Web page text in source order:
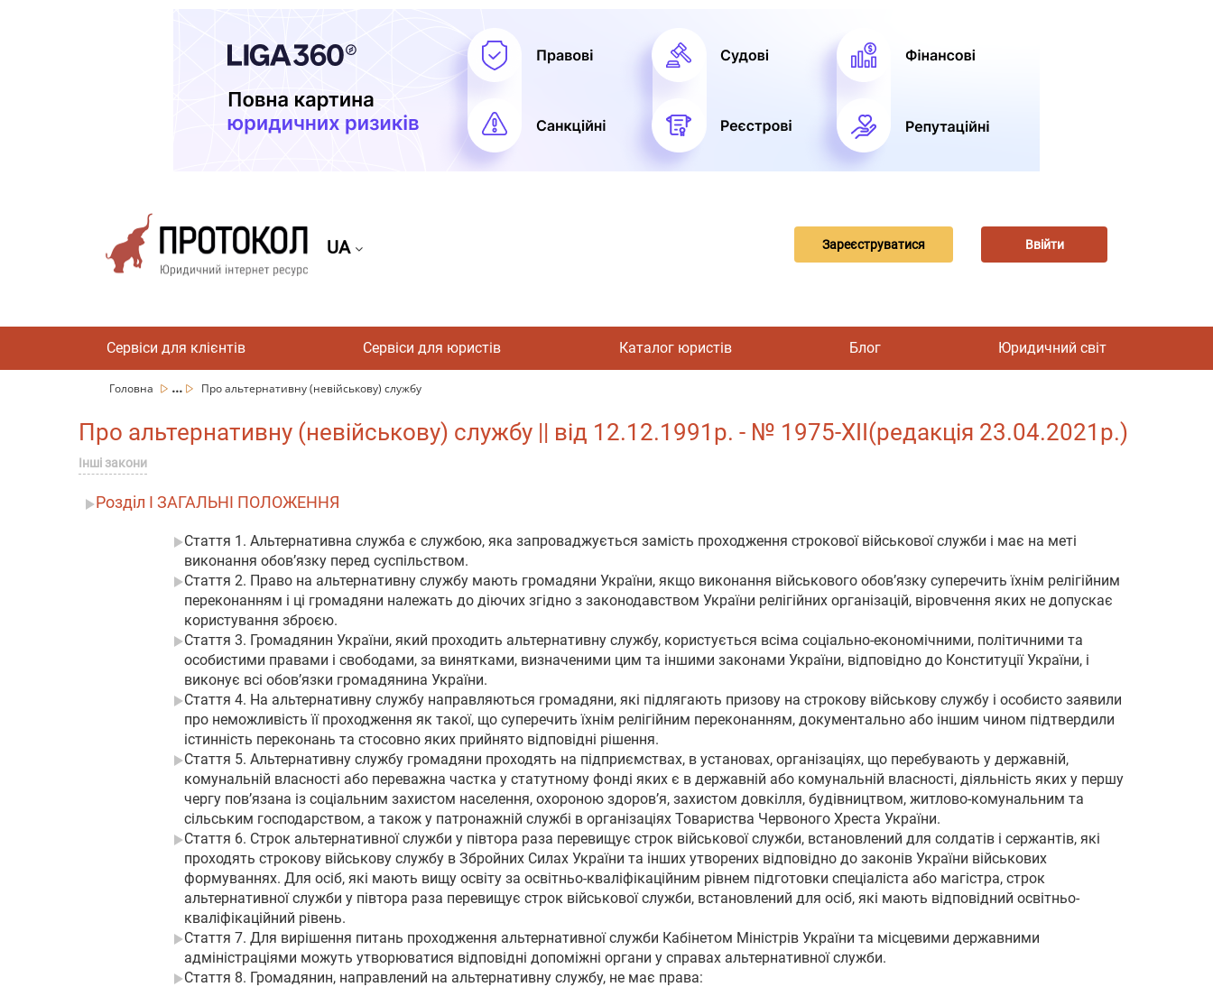
UA Зареєструватися Ввійти
Сервіси для клієнтів Сервіси для юристів Каталог юристів Блог Юридичний світ
Головна ... Про альтернативну (невійськову) службу
Про альтернативну (невійськову) службу || від 12.12.1991р. - № 1975-XII(редакція 23.04.2021р.)
Інші закони
Розділ I ЗАГАЛЬНІ ПОЛОЖЕННЯ
Стаття 1. Альтернативна служба є службою, яка запроваджується замість проходження строкової військової служби і має на меті
виконання обов’язку перед суспільством.
Стаття 2. Право на альтернативну службу мають громадяни України, якщо виконання військового обов’язку суперечить їхнім релігійним
переконанням і ці громадяни належать до діючих згідно з законодавством України релігійних організацій, віровчення яких не допускає
користування зброєю.
Стаття 3. Громадянин України, який проходить альтернативну службу, користується всіма соціально-економічними, політичними та
особистими правами і свободами, за винятками, визначеними цим та іншими законами України, відповідно до Конституції України, і
виконує всі обов’язки громадянина України.
Стаття 4. На альтернативну службу направляються громадяни, які підлягають призову на строкову військову службу і особисто заявили
про неможливість її проходження як такої, що суперечить їхнім релігійним переконанням, документально або іншим чином підтвердили
істинність переконань та стосовно яких прийнято відповідні рішення.
Стаття 5. Альтернативну службу громадяни проходять на підприємствах, в установах, організаціях, що перебувають у державній,
комунальній власності або переважна частка у статутному фонді яких є в державній або комунальній власності, діяльність яких у першу
чергу пов’язана із соціальним захистом населення, охороною здоров’я, захистом довкілля, будівництвом, житлово-комунальним та
сільським господарством, а також у патронажній службі в організаціях Товариства Червоного Хреста України.
Стаття 6. Строк альтернативної служби у півтора раза перевищує строк військової служби, встановлений для солдатів і сержантів, які
проходять строкову військову службу в Збройних Силах України та інших утворених відповідно до законів України військових
формуваннях. Для осіб, які мають вищу освіту за освітньо-кваліфікаційним рівнем підготовки спеціаліста або магістра, строк
альтернативної служби у півтора раза перевищує строк військової служби, встановлений для осіб, які мають відповідний освітньо-
кваліфікаційний рівень.
Стаття 7. Для вирішення питань проходження альтернативної служби Кабінетом Міністрів України та місцевими державними
адміністраціями можуть утворюватися відповідні допоміжні органи у справах альтернативної служби.
Стаття 8. Громадянин, направлений на альтернативну службу, не має права: